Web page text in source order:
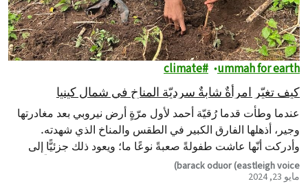
ummah for earth
climate
كيف تغيّر امرأةٌ شابةٌ سرديّة المناخ في شمال كينيا
عندما وطأت قدما رُقيّة أحمد لأول مرّةٍ أرض نيروبي بعد مغادرتها
وجير، أذهلها الفارق الكبير في الطقس والمناخ الذي شهدته.
وأدركت أنّها عاشت طفولةً صعبةً نوعًا ما؛ ويعود ذلك جزئيًّا إلى
أنماط الطقس التي لا تُحتمل والتي صعّبت أحيانًا على المتعلّمين
حضور دروس بعد الظهر.
barack oduor (eastleigh voice)
مايو 23, 2024